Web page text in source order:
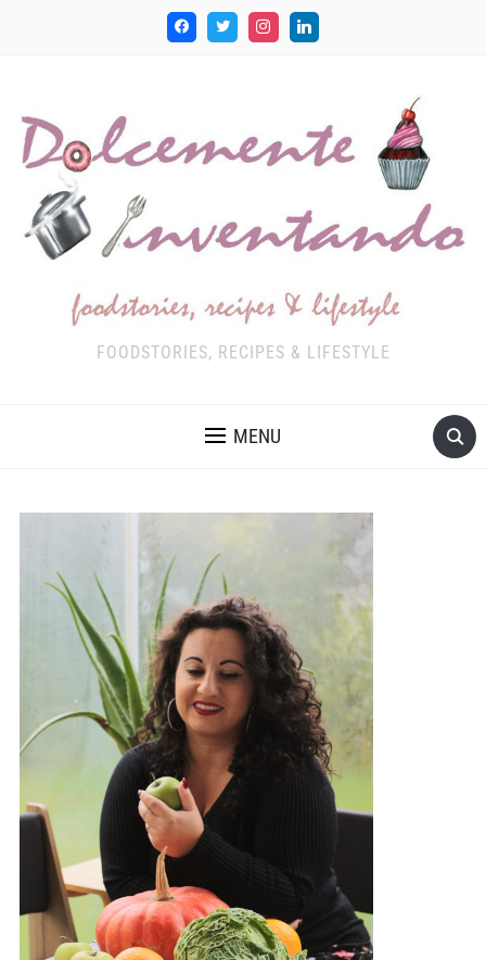
FOODSTORIES, RECIPES & LIFESTYLE
MENU